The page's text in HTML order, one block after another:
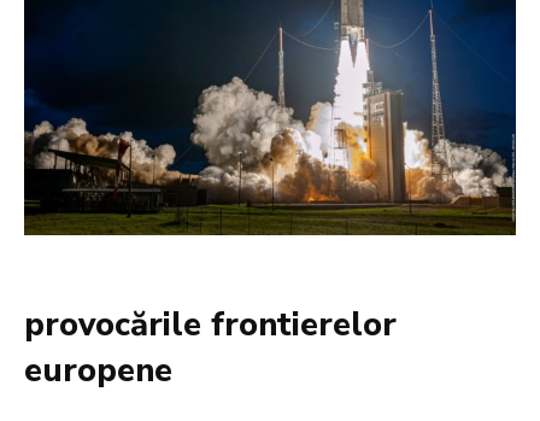
provocările frontierelor
europene